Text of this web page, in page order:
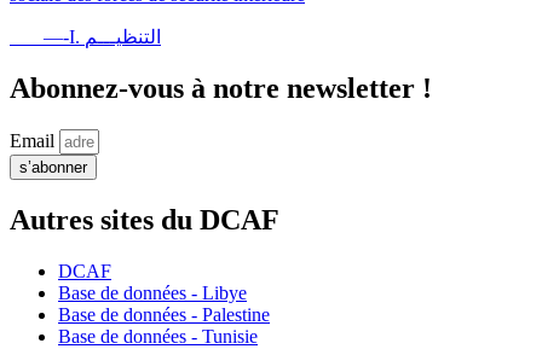
—-I. التنظيـــم
Abonnez-vous à notre newsletter !
Email
s’abonner
Autres sites du DCAF
DCAF
Base de données - Libye
Base de données - Palestine
Base de données - Tunisie